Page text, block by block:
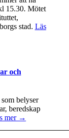
15.30. Mötet
stad. Läs
och
belyser
beredskap
mer →